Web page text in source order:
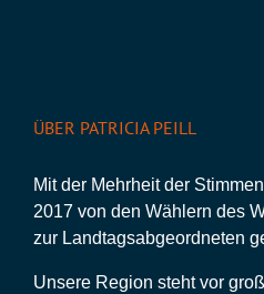
ÜBER PATRICIA PEILL
Mit der Mehrheit der
2017 von den Wählern des
zur Landtagsabgeordneten
Unsere Region steht vor